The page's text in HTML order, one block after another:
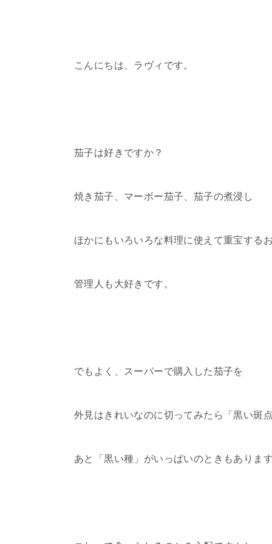
こんにちは、ラヴィです。
茄子は好きですか？
焼き茄子、マーボー茄子、茄子の煮浸し
ほかにもいろいろな料理に使えて重宝するお
管理人も大好きです。
でもよく、スーパーで購入した茄子を
外見はきれいなのに切ってみたら「黒い斑点
あと「黒い種」がいっぱいのときもあります